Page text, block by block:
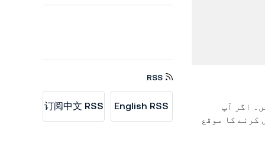
اگر آپ
کرنے کا موقع
RSS
English RSS
订阅中文 RSS